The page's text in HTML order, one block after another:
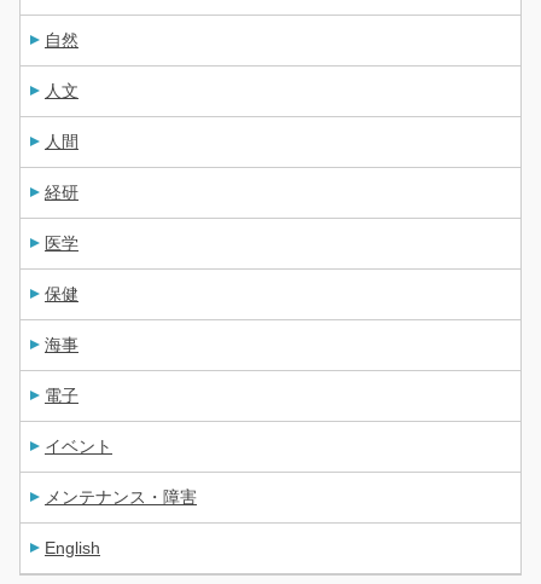
自然
人文
人間
経研
医学
保健
海事
電子
イベント
メンテナンス・障害
English